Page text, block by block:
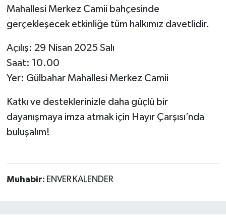
Mahallesi Merkez Camii bahçesinde
gerçekleşecek etkinliğe tüm halkımız davetlidir.
Açılış: 29 Nisan 2025 Salı
Saat: 10.00
Yer: Gülbahar Mahallesi Merkez Camii
Katkı ve desteklerinizle daha güçlü bir
dayanışmaya imza atmak için Hayır Çarşısı’nda
buluşalım!
Muhabir: ENVER KALENDER